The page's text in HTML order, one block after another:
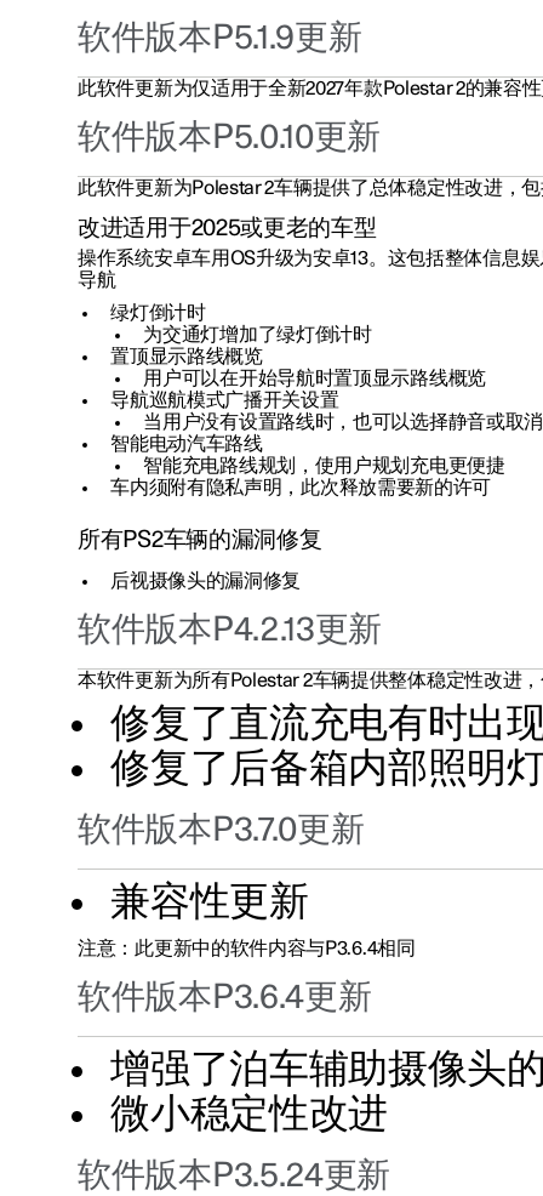
软件版本P5.1.9更新
此软件更新为仅适用于全新2027年款Polestar 2的兼容
软件版本P5.0.10更新
此软件更新为Polestar 2车辆提供了总体稳定性改进，
改进适用于2025或更老的车型
操作系统安卓车用OS升级为安卓13。这包括整体信息
导航
绿灯倒计时
为交通灯增加了绿灯倒计时
置顶显示路线概览
用户可以在开始导航时置顶显示路线概览
导航巡航模式广播开关设置
当用户没有设置路线时，也可以选择静音或取
智能电动汽车路线
智能充电路线规划，使用户规划充电更便捷
车内须附有隐私声明，此次释放需要新的许可
所有PS2车辆的漏洞修复
后视摄像头的漏洞修复
软件版本P4.2.13更新
本软件更新为所有Polestar 2车辆提供整体稳定性改进
修复了直流充电有时出
修复了后备箱内部照明
软件版本P3.7.0更新
兼容性更新
注意：此更新中的软件内容与P3.6.4相同
软件版本P3.6.4更新
增强了泊车辅助摄像头
微小稳定性改进
软件版本P3.5.24更新